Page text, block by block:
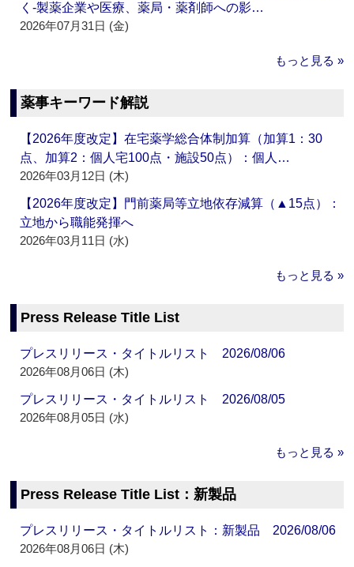
く‐製薬企業や医療、薬局・薬剤師への影…
2026年07月31日 (金)
もっと見る »
薬事キーワード解説
【2026年度改定】在宅薬学総合体制加算（加算1：30
点、加算2：個人宅100点・施設50点）：個人…
2026年03月12日 (木)
【2026年度改定】門前薬局等立地依存減算（▲15点）：
立地から職能発揮へ
2026年03月11日 (水)
もっと見る »
Press Release Title List
プレスリリース・タイトルリスト 2026/08/06
2026年08月06日 (木)
プレスリリース・タイトルリスト 2026/08/05
2026年08月05日 (水)
もっと見る »
Press Release Title List：新製品
プレスリリース・タイトルリスト：新製品 2026/08/06
2026年08月06日 (木)